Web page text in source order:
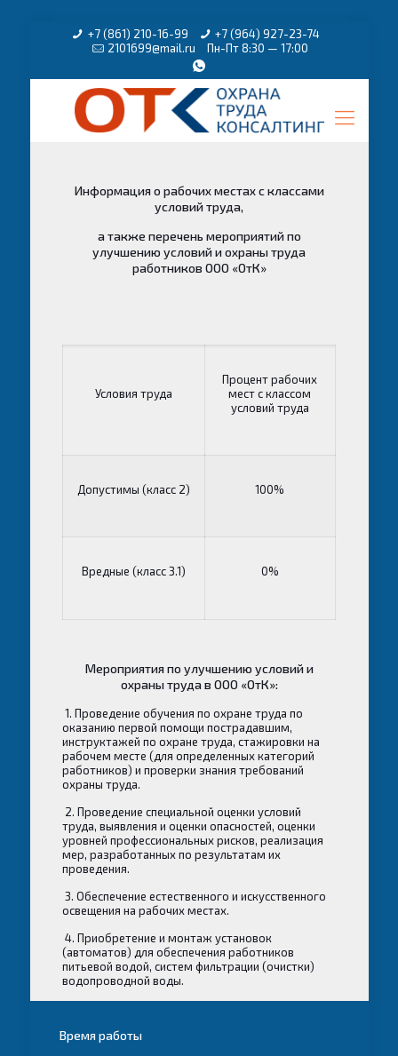
+7 (861) 210-16-99
+7 (964) 927-23-74
2101699@mail.ru
Пн-Пт 8:30 — 17:00
Информация о рабочих местах с классами
условий труда,
а также перечень мероприятий по
улучшению условий и охраны труда
работников ООО «ОтК»
Условия труда
Процент рабочих
мест с классом
условий труда
Допустимы (класс 2) 100%
Вредные (класс 3.1) 0%
Мероприятия по улучшению условий и
охраны труда в ООО «ОтК»:
1. Проведение обучения по охране труда по
оказанию первой помощи пострадавшим,
инструктажей по охране труда, стажировки на
рабочем месте (для определенных категорий
работников) и проверки знания требований
охраны труда.
2. Проведение специальной оценки условий
труда, выявления и оценки опасностей, оценки
уровней профессиональных рисков, реализация
мер, разработанных по результатам их
проведения.
3. Обеспечение естественного и искусственного
освещения на рабочих местах.
4. Приобретение и монтаж установок
(автоматов) для обеспечения работников
питьевой водой, систем фильтрации (очистки)
водопроводной воды.
Время работы